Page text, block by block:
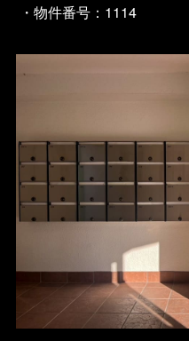
・物件番号：1114